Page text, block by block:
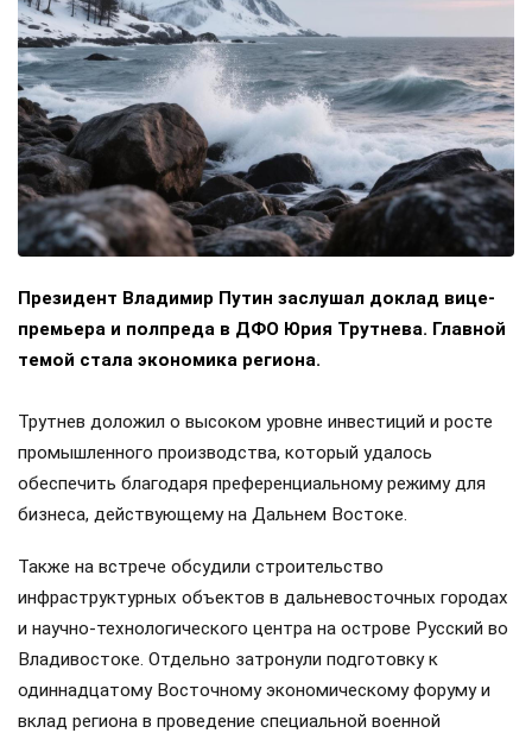
Президент Владимир Путин заслушал доклад вице-
премьера и полпреда в ДФО Юрия Трутнева. Главной
темой стала экономика региона.
Трутнев доложил о высоком уровне инвестиций и росте
промышленного производства, который удалось
обеспечить благодаря преференциальному режиму для
бизнеса, действующему на Дальнем Востоке.
Также на встрече обсудили строительство
инфраструктурных объектов в дальневосточных городах
и научно-технологического центра на острове Русский во
Владивостоке. Отдельно затронули подготовку к
одиннадцатому Восточному экономическому форуму и
вклад региона в проведение специальной военной